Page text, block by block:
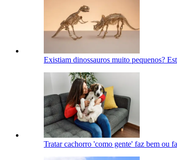
Existiam dinossauros muito pequenos?
Tratar cachorro 'como gente' faz bem ou